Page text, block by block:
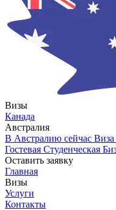
Визы
Канада
Австралия
В Австралию сейчас
Гостевая Студенческая
Оставить заявку
Главная
Визы
Услуги
Контакты